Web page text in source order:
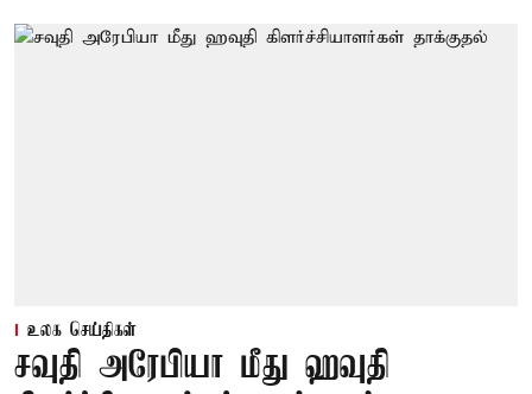
உலக செய்திகள்
சவுதி அரேபியா மீது ஹவுதி